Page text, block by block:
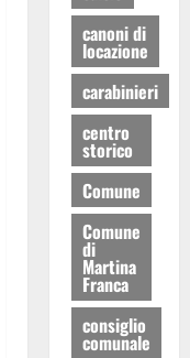
canoni di
locazione
carabinieri
centro
storico
Comune
Comune
di
Martina
Franca
consiglio
comunale